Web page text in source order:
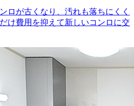
ロが古くなり、汚れも落ちにくく
け費用を抑えて新しいコンロに交